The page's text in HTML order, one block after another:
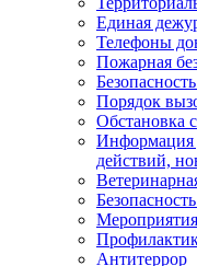
Единая
Телефоны
Пожарная
Порядок
Обстановка
Информация
действий,
Мероприятия
Антитеррор